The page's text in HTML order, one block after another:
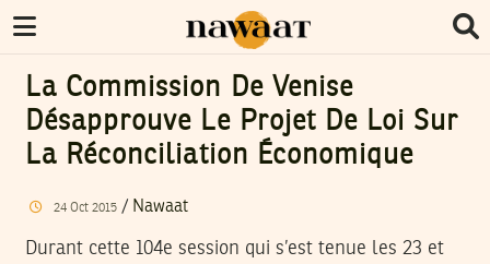
La Commission De Venise
Désapprouve Le Projet De Loi Sur
La Réconciliation Économique
24 Oct 2015/ Nawaat
Durant cette 104e session qui s’est tenue les 23 et